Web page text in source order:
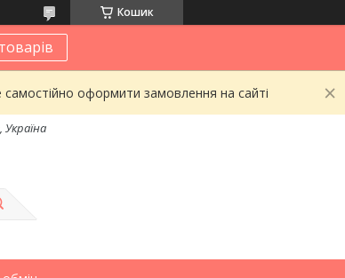
Кошик
оформити замовлення на сайті
Україна